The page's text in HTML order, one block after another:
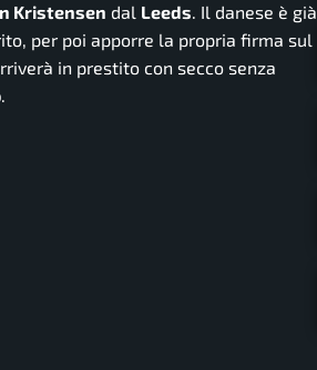
Kristensen dal Leeds. Il danese è già
per poi apporre la propria firma sul
in prestito con secco senza
.